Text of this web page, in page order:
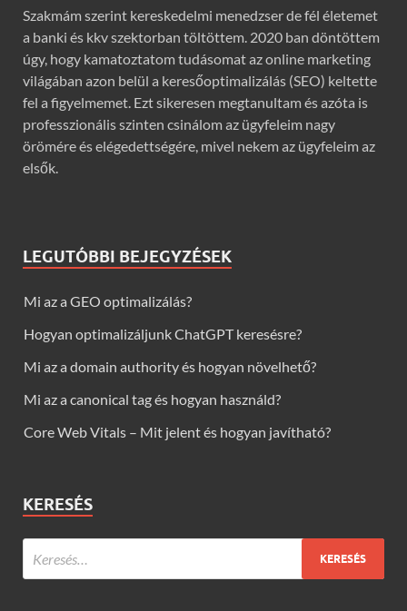
Szakmám szerint kereskedelmi menedzser de fél életemet
a banki és kkv szektorban töltöttem. 2020 ban döntöttem
úgy, hogy kamatoztatom tudásomat az online marketing
világában azon belül a keresőoptimalizálás (SEO) keltette
fel a figyelmemet. Ezt sikeresen megtanultam és azóta is
professzionális szinten csinálom az ügyfeleim nagy
örömére és elégedettségére, mivel nekem az ügyfeleim az
elsők.
LEGUTÓBBI BEJEGYZÉSEK
Mi az a GEO optimalizálás?
Hogyan optimalizáljunk ChatGPT keresésre?
Mi az a domain authority és hogyan növelhető?
Mi az a canonical tag és hogyan használd?
Core Web Vitals – Mit jelent és hogyan javítható?
KERESÉS